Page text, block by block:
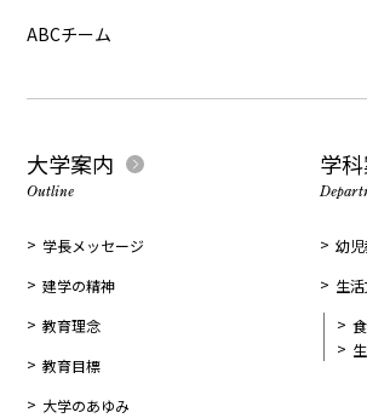
ABCチーム
大学案内
Outline
学長メッセージ
建学の精神
教育理念
教育目標
大学のあゆみ
学
幼
生